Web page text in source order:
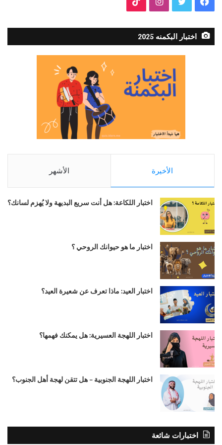
اختبار البكمنه 2025
الأخيرة الأشهر
اختبار اللكاعة: هل أنت سريع البديهة ولا يُهزم لسانك؟
اختبار ما هو حيوانك الروحي ؟
اختبار العيد: ماذا تعرف عن شعيرة العيد؟
اختبار اللهجة العسيرية: هل يمكنك فهمها؟
اختبار اللهجة الجنوبية – هل تتقن لهجة أهل الجنوب؟
اختبارات شائعة